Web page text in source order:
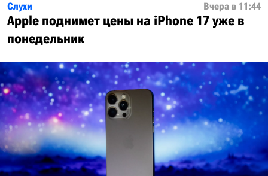
Слухи Вчера в 11:44
Apple поднимет цены на iPhone 17 уже в
понедельник